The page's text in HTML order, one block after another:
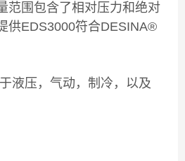
范围包含了相对压力和绝对
供EDS3000符合DESINA®
液压，气动，制冷，以及